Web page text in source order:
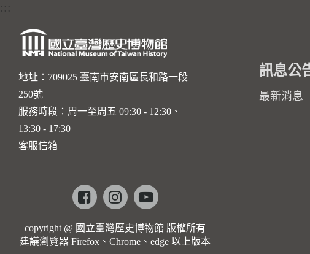
:::
地址：709025 臺南市安南區長和路一段
250號
服務時段：周一至周五 09:30 - 12:30、
13:30 - 17:30
客服信箱
Facebookinstagramyoutube
copyright @ 國立臺灣歷史博物館 版權所有
建議瀏覽器 Firefox、Chrome、edge 以上版本
訊息公
最新消息